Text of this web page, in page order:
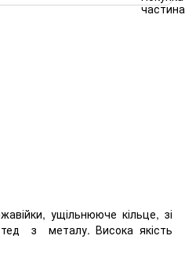
ущільнююче кільце, зі
тед з металу. Висока якість